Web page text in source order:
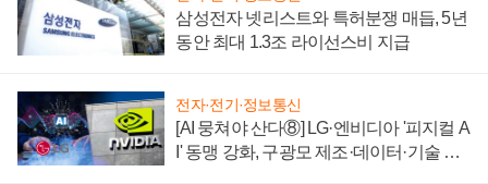
삼성전자 넷리스트와 특허분쟁 매듭, 5년
동안 최대 1.3조 라이선스비 지급
전자·전기·정보통신
[AI 뭉쳐야 산다⑧] LG·엔비디아 '피지컬 A
I' 동맹 강화, 구광모 제조·데이터·기술 결